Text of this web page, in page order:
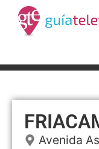
Avenida